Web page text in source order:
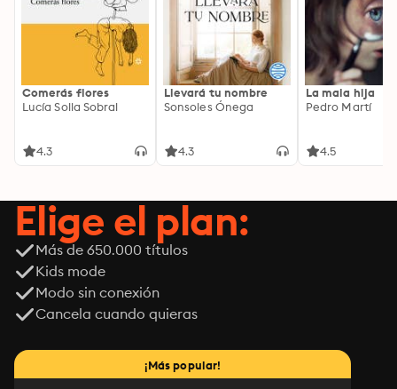
Comerás flores
Lucía Solla Sobral
4.3
Llevará tu nombre
Sonsoles Ónega
4.3
La mala hija
Pedro Martí
4.5
Elige el plan:
Más de 650.000 títulos
Kids mode
Modo sin conexión
Cancela cuando quieras
¡Más popular!